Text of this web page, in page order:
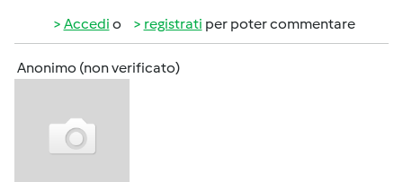
Accedi o registrati per poter commentare
Anonimo (non verificato)